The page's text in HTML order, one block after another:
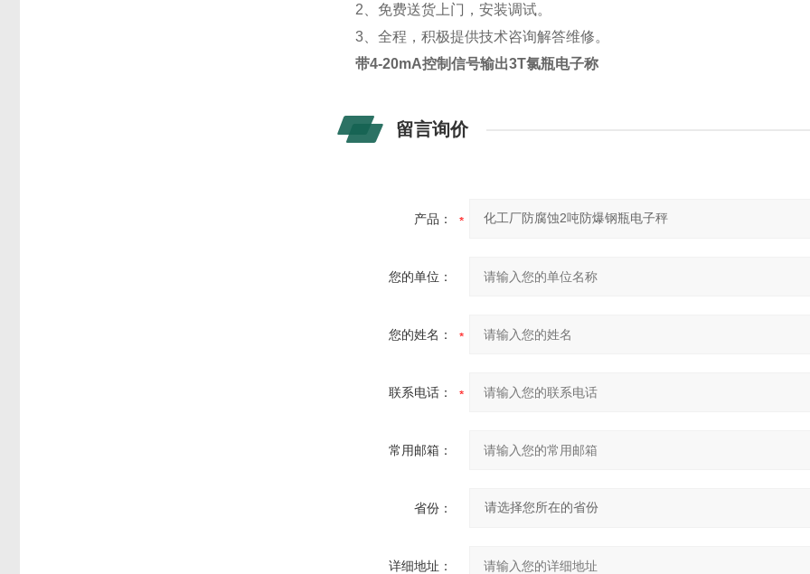
2、免费送货上门，安装调试。
3、全程，积极提供技术咨询解答维修。
带4-20mA控制信号输出3T氯瓶电子称
留言询价
产品：
您的单位：
您的姓名：
联系电话：
常用邮箱：
省份：
详细地址：